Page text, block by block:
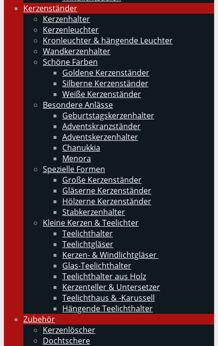
Kerzenständer
Kerzenhalter
Kerzenleuchter
Kronleuchter & hängende Leuchter
Wandkerzenhalter
Schöne Farben
Goldene Kerzenständer
Silberne Kerzenständer
Weiße Kerzenständer
Besondere Anlässe
Geburtstagskerzenhalter
Adventskranzständer
Adventskerzenhalter
Chanukkia
Menora
Spezielle Formen
Große Kerzenständer
Gläserne Kerzenständer
Hölzerne Kerzenständer
Stabkerzenhalter
Kleine Kerzen & Teelichter
Teelichthalter
Teelichtgläser
Kerzen- & Windlichtgläser
Glas-Teelichthalter
Teelichthalter aus Holz
Kerzenteller & Untersetzer
Teelichthaus & -Karussell
Hängende Teelichthalter
Zubehör
Kerzenlöscher
Dochtschere